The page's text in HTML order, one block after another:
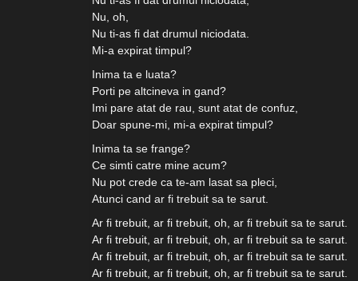
Nu, oh,
Nu ti-as fi dat drumul niciodata.
Mi-a expirat timpul?
Inima ta e luata?
Porti pe altcineva in gand?
Imi pare atat de rau, sunt atat de confuz,
Doar spune-mi, mi-a expirat timpul?
Inima ta se frange?
Ce simti catre mine acum?
Nu pot crede ca te-am lasat sa pleci,
Atunci cand ar fi trebuit sa te sarut.
Ar fi trebuit, ar fi trebuit, oh, ar fi trebuit sa te sarut.
Ar fi trebuit, ar fi trebuit, oh, ar fi trebuit sa te sarut.
Ar fi trebuit, ar fi trebuit, oh, ar fi trebuit sa te sarut.
Ar fi trebuit, ar fi trebuit, oh, ar fi trebuit sa te sarut.